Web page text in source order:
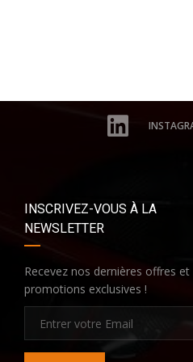
INSCRIVEZ-VOUS À LA
NEWSLETTER
Recevez nos dernières offres et
promotions exclusives !